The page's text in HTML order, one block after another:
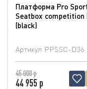
Платформа Pro
Seatbox competition
(blaсk)
Артикул PPSSC-D36
45 000 р
44 955 р